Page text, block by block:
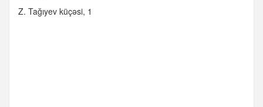
Z. Tağıyev küçəsi, 1